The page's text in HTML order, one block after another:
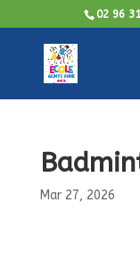
02 96
Mar 27, 2026